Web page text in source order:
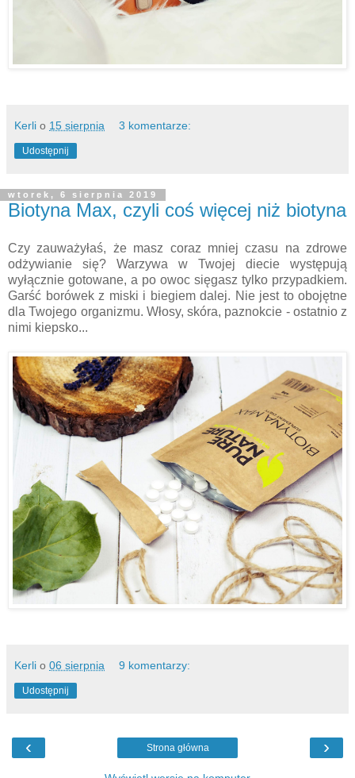
Kerli o 15 sierpnia 3 komentarze:
Udostępnij
wtorek, 6 sierpnia 2019
Biotyna Max, czyli coś więcej niż biotyna
Czy zauważyłaś, że masz coraz mniej czasu na zdrowe
odżywianie się? Warzywa w Twojej diecie występują
wyłącznie gotowane, a po owoc sięgasz tylko przypadkiem.
Garść borówek z miski i biegiem dalej. Nie jest to obojętne
dla Twojego organizmu. Włosy, skóra, paznokcie - ostatnio z
nimi kiepsko...
Kerli o 06 sierpnia 9 komentarzy:
Udostępnij
‹ ›
Strona główna